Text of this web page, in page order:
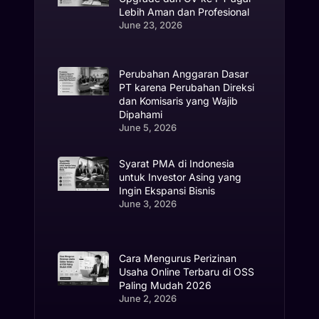
Lebih Aman dan Profesional
June 23, 2026
Perubahan Anggaran Dasar
PT karena Perubahan Direksi
dan Komisaris yang Wajib
Dipahami
June 5, 2026
Syarat PMA di Indonesia
untuk Investor Asing yang
Ingin Ekspansi Bisnis
June 3, 2026
Cara Mengurus Perizinan
Usaha Online Terbaru di OSS
Paling Mudah 2026
June 2, 2026